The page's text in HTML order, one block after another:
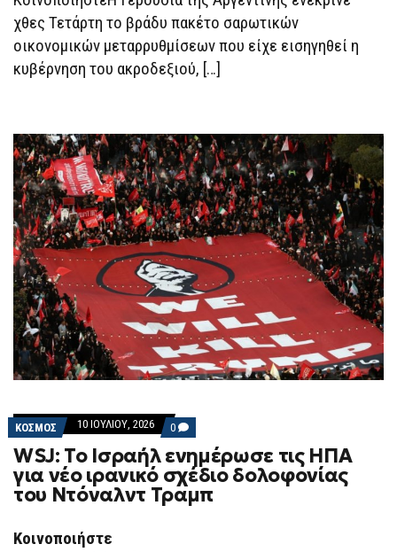
χθες Τετάρτη το βράδυ πακέτο σαρωτικών
οικονομικών μεταρρυθμίσεων που είχε εισηγηθεί η
κυβέρνηση του ακροδεξιού, […]
ΚΟΣΜΟΣ 10 ΙΟΥΛΊΟΥ, 2026 0 COMMENTS
ON
WSJ:
ΤΟ
ΙΣΡΑΉΛ
ΕΝΗΜΈΡΩΣΕ
ΤΙΣ
WSJ: Το Ισραήλ ενημέρωσε τις ΗΠΑ
για νέο ιρανικό σχέδιο δολοφονίας
του Ντόναλντ Τραμπ
Κοινοποιήστε